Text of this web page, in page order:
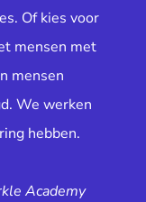
Of kies voor
mensen met
mensen
We werken
hebben.
Academy